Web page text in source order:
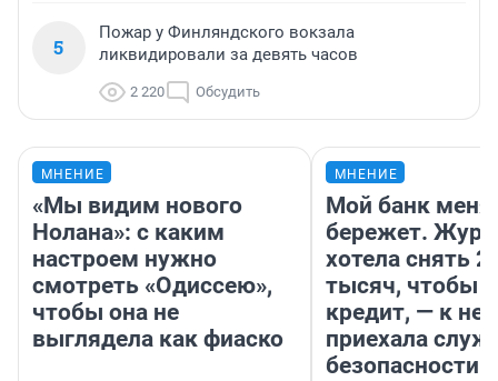
5
Пожар у Финляндского вокзала
ликвидировали за девять часов
2 220 Обсудить
МНЕНИЕ
«Мы видим нового
Нолана»: с каким
настроем нужно
смотреть «Одиссею»,
чтобы она не
выглядела как фиаско
МНЕНИЕ
Мой банк меня
бережет.
хотела снять
тысяч, чтобы
кредит, — к
приехала
безопасности